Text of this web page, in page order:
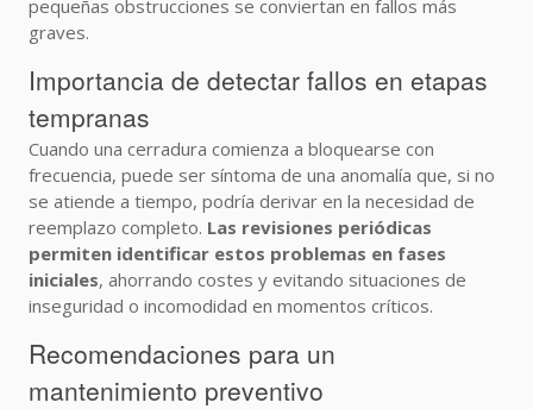
pequeñas obstrucciones se conviertan en fallos más
graves.
Importancia de detectar fallos en etapas
tempranas
Cuando una cerradura comienza a bloquearse con
frecuencia, puede ser síntoma de una anomalía que, si no
se atiende a tiempo, podría derivar en la necesidad de
reemplazo completo. Las revisiones periódicas
permiten identificar estos problemas en fases
iniciales, ahorrando costes y evitando situaciones de
inseguridad o incomodidad en momentos críticos.
Recomendaciones para un
mantenimiento preventivo